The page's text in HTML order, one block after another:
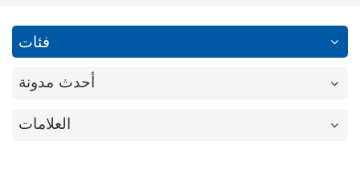
فئات
أحدث مدونة
العلامات